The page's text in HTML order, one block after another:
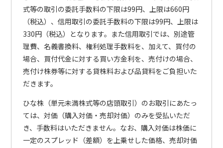
式等の取引の委託手数料の下限は99円、上限は660円
（税込）、信用取引の委託手数料の下限は99円、上限は
330円（税込）となります。また信用取引では、別途管
理費、名義書換料、権利処理手数料を、加えて、買付の
場合、買付代金に対する買い方金利を、売付けの場合、
売付け株券等に対する貸株料および品貸料をご負担いた
だきます。
ひな株（単元未満株式等の店頭取引）のお取引にあたっ
ては、対価（購入対価・売却対価）のみを受払いただ
き、手数料はいただきません。なお、購入対価は株価に
一定のスプレッド（差額）を上乗せした価格、売却対価